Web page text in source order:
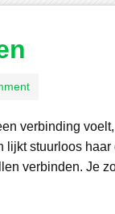
verbinding
stuurloos
verbinden. Je